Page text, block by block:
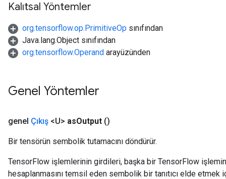
Kalıtsal Yöntemler
org.tensorflow.op.PrimitiveOp sınıfından
Java.lang.Object sınıfından
org.tensorflow.Operand arayüzünden
Genel Yöntemler
genel Çıkış <U> asOutput ()
Bir tensörün sembolik tutamacını döndürür.
TensorFlow işlemlerinin girdileri, başka bir TensorFlow
hesaplanmasını temsil eden sembolik bir tanıtıcı elde etmek